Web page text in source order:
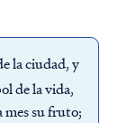
la ciudad, y
de la vida,
mes su fruto;